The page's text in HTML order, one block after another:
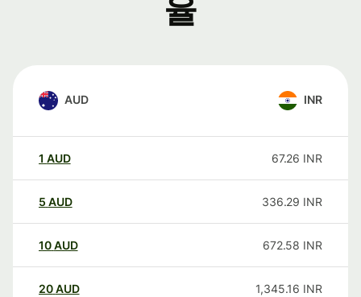
율
AUD INR
1 AUD 67.26 INR
5 AUD 336.29 INR
10AUD 672.58 INR
20AUD 1,345.16 INR